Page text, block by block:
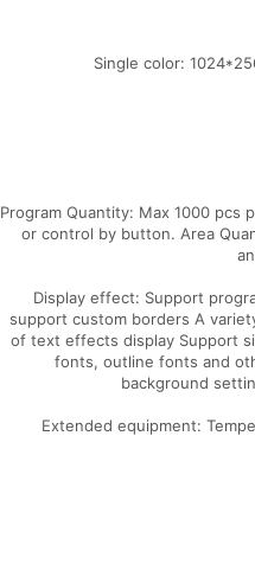
Single color:
Program Quantity: Max 1000 pcs
or control by button. Area
Display effect: Support
support custom borders A
of text effects display Support
fonts, outline fonts and
background
Extended equipment: